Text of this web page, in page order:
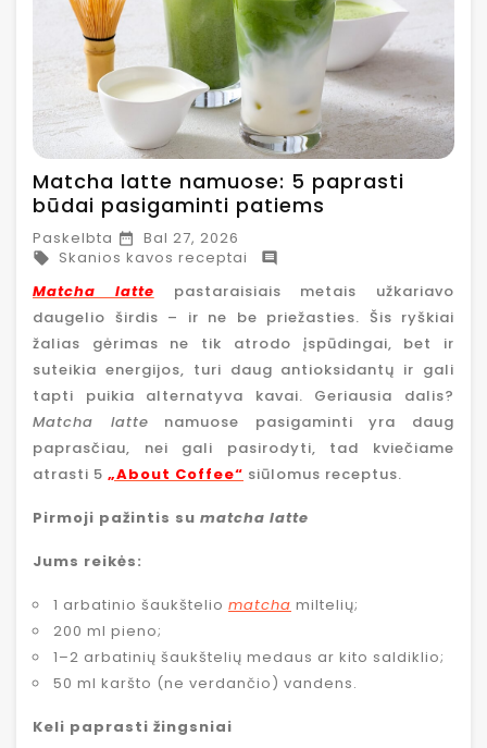
Matcha latte namuose: 5 paprasti
būdai pasigaminti patiems
Paskelbta  Bal 27, 2026
 Skanios kavos receptai 
Matcha latte pastaraisiais metais užkariavo
daugelio širdis – ir ne be priežasties. Šis ryškiai
žalias gėrimas ne tik atrodo įspūdingai, bet ir
suteikia energijos, turi daug antioksidantų ir gali
tapti puikia alternatyva kavai. Geriausia dalis?
Matcha latte namuose pasigaminti yra daug
paprasčiau, nei gali pasirodyti, tad kviečiame
atrasti 5 „About Coffee“ siūlomus receptus.
Pirmoji pažintis su matcha latte
Jums reikės:
1 arbatinio šaukštelio matcha miltelių;
200 ml pieno;
1–2 arbatinių šaukštelių medaus ar kito saldiklio;
50 ml karšto (ne verdančio) vandens.
Keli paprasti žingsniai